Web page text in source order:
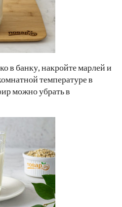
в банку, накройте марлей и
температуре в
можно убрать в